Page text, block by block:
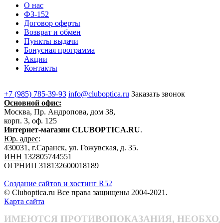
О нас
ФЗ-152
Договор оферты
Возврат и обмен
Пункты выдачи
Бонусная программа
Акции
Контакты
+7 (985) 785-39-93 info@cluboptica.ru Заказать звонок
Основной офис:
Москва, Пр. Андропова, дом 38,
корп. 3, оф. 125
Интернет-магазин CLUBOPTICA.RU.
Юр. адрес:
430031, г.Саранск, ул. Гожувская, д. 35.
ИНН 132805744551
ОГРНИП 318132600018189
Создание сайтов и хостинг R52
© Cluboptica.ru Все права защищены 2004-2021.
Карта сайта
ИМЕЮТСЯ ПРОТИВОПОКАЗАНИЯ,